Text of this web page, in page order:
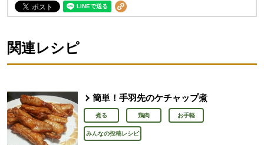
関連レシピ
簡単！手羽先のケチャップ煮
煮る 鶏肉 お手軽
みんなの投稿レシピ